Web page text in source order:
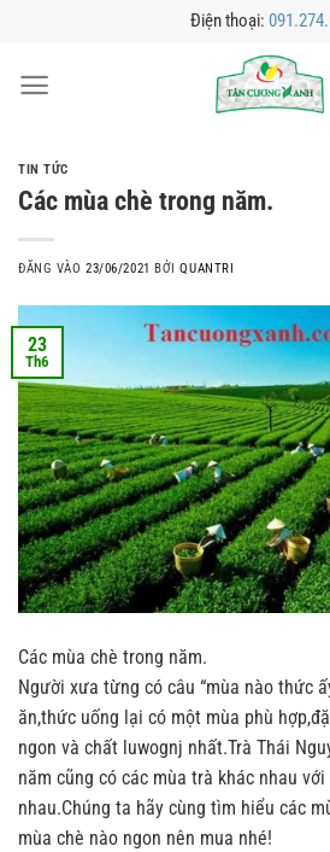
nội
Điện thoại:
TIN TỨC
Các mùa chè trong năm.
ĐĂNG VÀO23/06/2021 BỞIQUANTRI
23
Th6
Các mùa chè trong năm.
Người xưa từng có câu “mùa nào thức
ăn,thức uống lại có một mùa phù
ngon và chất luwognj nhất.Trà Thái
năm cũng có các mùa trà khác nhau
nhau.Chúng ta hãy cùng tìm hiểu các
mùa chè nào ngon nên mua nhé!